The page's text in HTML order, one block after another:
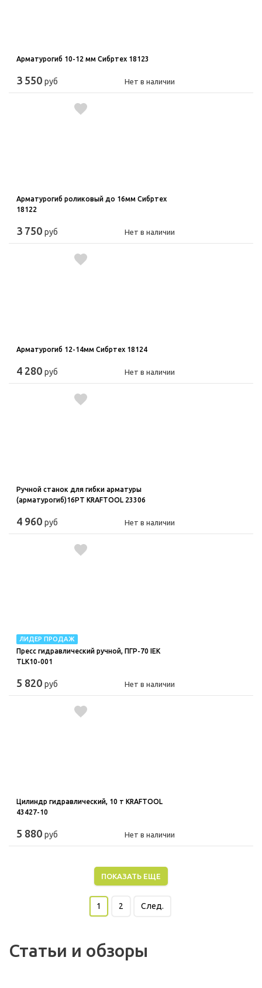
Арматурогиб 10-12 мм Сибртех 18123
3 550 руб Нет в наличии
Арматурогиб роликовый до 16мм Сибртех
18122
3 750 руб Нет в наличии
Арматурогиб 12-14мм Сибртех 18124
4 280 руб Нет в наличии
Ручной станок для гибки арматуры
(арматурогиб)16PT KRAFTOOL 23306
4 960 руб Нет в наличии
ЛИДЕР ПРОДАЖ
Пресс гидравлический ручной, ПГР-70 IEK
TLK10-001
5 820 руб Нет в наличии
Цилиндр гидравлический, 10 т KRAFTOOL
43427-10
5 880 руб Нет в наличии
ПОКАЗАТЬ ЕЩЕ
1 2 След.
Статьи и обзоры